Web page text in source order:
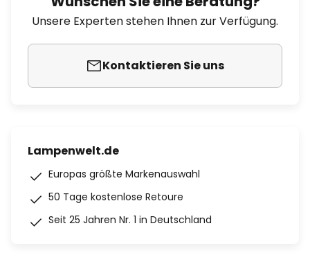
Unsere Experten stehen Ihnen zur Verfügung.
Kontaktieren Sie uns
Lampenwelt.de
Europas größte Markenauswahl
50 Tage kostenlose Retoure
Seit 25 Jahren Nr. 1 in Deutschland